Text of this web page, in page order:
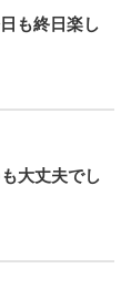
も終日楽し
大丈夫でし